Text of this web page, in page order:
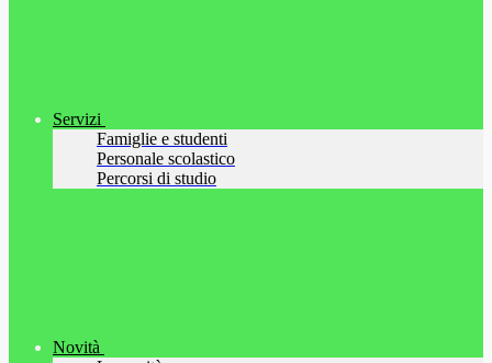
Servizi
Famiglie e studenti
Personale scolastico
Percorsi di studio
Novità